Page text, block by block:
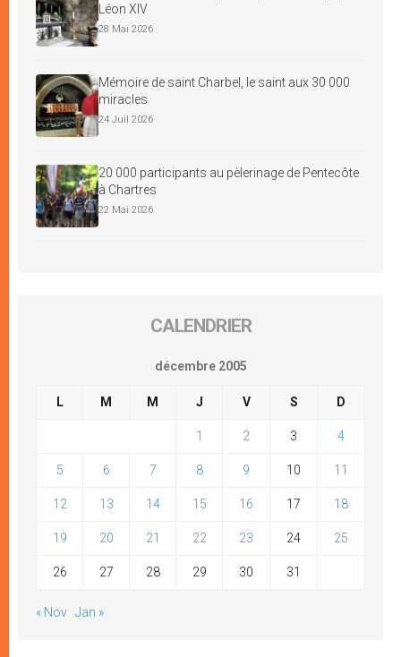
Léon XIV
28 Mai 2026
Mémoire de saint Charbel, le saint aux 30 000
miracles
24 Juil 2026
20 000 participants au pèlerinage de Pentecôte
à Chartres
22 Mai 2026
CALENDRIER
décembre 2005
L M M J V S D
1 2 3 4
5 6 7 8 9 10 11
12 13 14 15 16 17 18
19 20 21 22 23 24 25
26 27 28 29 30 31
« Nov Jan »